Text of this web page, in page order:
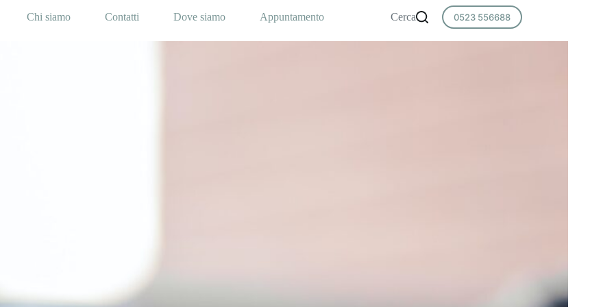
Chi siamo Contatti Dove siamo Appuntamento Cerca 0523 556688